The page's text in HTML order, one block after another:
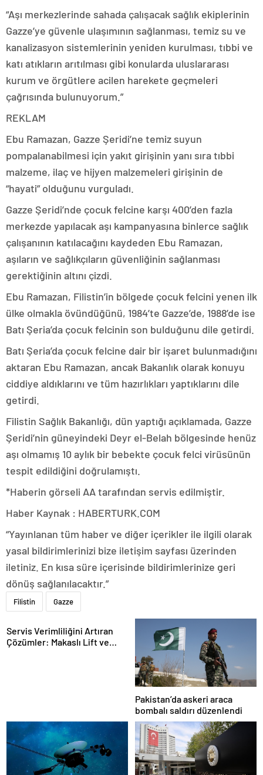
“Aşı merkezlerinde sahada çalışacak sağlık ekiplerinin
Gazze’ye güvenle ulaşımının sağlanması, temiz su ve
kanalizasyon sistemlerinin yeniden kurulması, tıbbi ve
katı atıkların arıtılması gibi konularda uluslararası
kurum ve örgütlere acilen harekete geçmeleri
çağrısında bulunuyorum.”
REKLAM
Ebu Ramazan, Gazze Şeridi’ne temiz suyun
pompalanabilmesi için yakıt girişinin yanı sıra tıbbi
malzeme, ilaç ve hijyen malzemeleri girişinin de
“hayati” olduğunu vurguladı.
Gazze Şeridi’nde çocuk felcine karşı 400’den fazla
merkezde yapılacak aşı kampanyasına binlerce sağlık
çalışanının katılacağını kaydeden Ebu Ramazan,
aşıların ve sağlıkçıların güvenliğinin sağlanması
gerektiğinin altını çizdi.
Ebu Ramazan, Filistin’in bölgede çocuk felcini yenen ilk
ülke olmakla övündüğünü, 1984’te Gazze’de, 1988’de ise
Batı Şeria’da çocuk felcinin son bulduğunu dile getirdi.
Batı Şeria’da çocuk felcine dair bir işaret bulunmadığını
aktaran Ebu Ramazan, ancak Bakanlık olarak konuyu
ciddiye aldıklarını ve tüm hazırlıkları yaptıklarını dile
getirdi.
Filistin Sağlık Bakanlığı, dün yaptığı açıklamada, Gazze
Şeridi’nin güneyindeki Deyr el-Belah bölgesinde henüz
aşı olmamış 10 aylık bir bebekte çocuk felci virüsünün
tespit edildiğini doğrulamıştı.
*Haberin görseli AA tarafından servis edilmiştir.
Haber Kaynak : HABERTURK.COM
“Yayınlanan tüm haber ve diğer içerikler ile ilgili olarak
yasal bildirimlerinizi bize iletişim sayfası üzerinden
iletiniz. En kısa süre içerisinde bildirimlerinize geri
dönüş sağlanılacaktır.”
Filistin Gazze
Servis Verimliliğini Artıran
Çözümler: Makaslı Lift ve
Pakistan’da askeri araca
bombalı saldırı düzenlendi